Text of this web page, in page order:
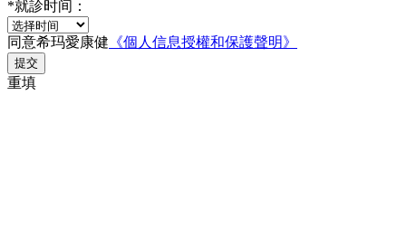
*就診时间：
同意希玛愛康健 《個人信息授權和保護聲明》
提交
重填